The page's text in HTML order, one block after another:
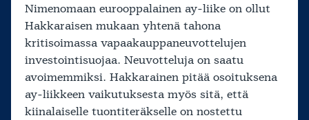
Nimenomaan eurooppalainen ay-liike on ollut
Hakkaraisen mukaan yhtenä tahona
kritisoimassa vapaakauppaneuvottelujen
investointisuojaa. Neuvotteluja on saatu
avoimemmiksi. Hakkarainen pitää osoituksena
ay-liikkeen vaikutuksesta myös sitä, että
kiinalaiselle tuontiteräkselle on nostettu